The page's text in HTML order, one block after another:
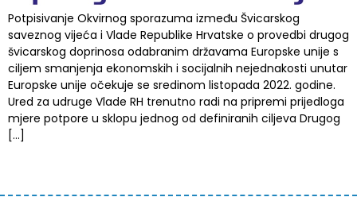
Potpisivanje Okvirnog sporazuma između Švicarskog
saveznog vijeća i Vlade Republike Hrvatske o provedbi drugog
švicarskog doprinosa odabranim državama Europske unije s
ciljem smanjenja ekonomskih i socijalnih nejednakosti unutar
Europske unije očekuje se sredinom listopada 2022. godine.
Ured za udruge Vlade RH trenutno radi na pripremi prijedloga
mjere potpore u sklopu jednog od definiranih ciljeva Drugog
[…]